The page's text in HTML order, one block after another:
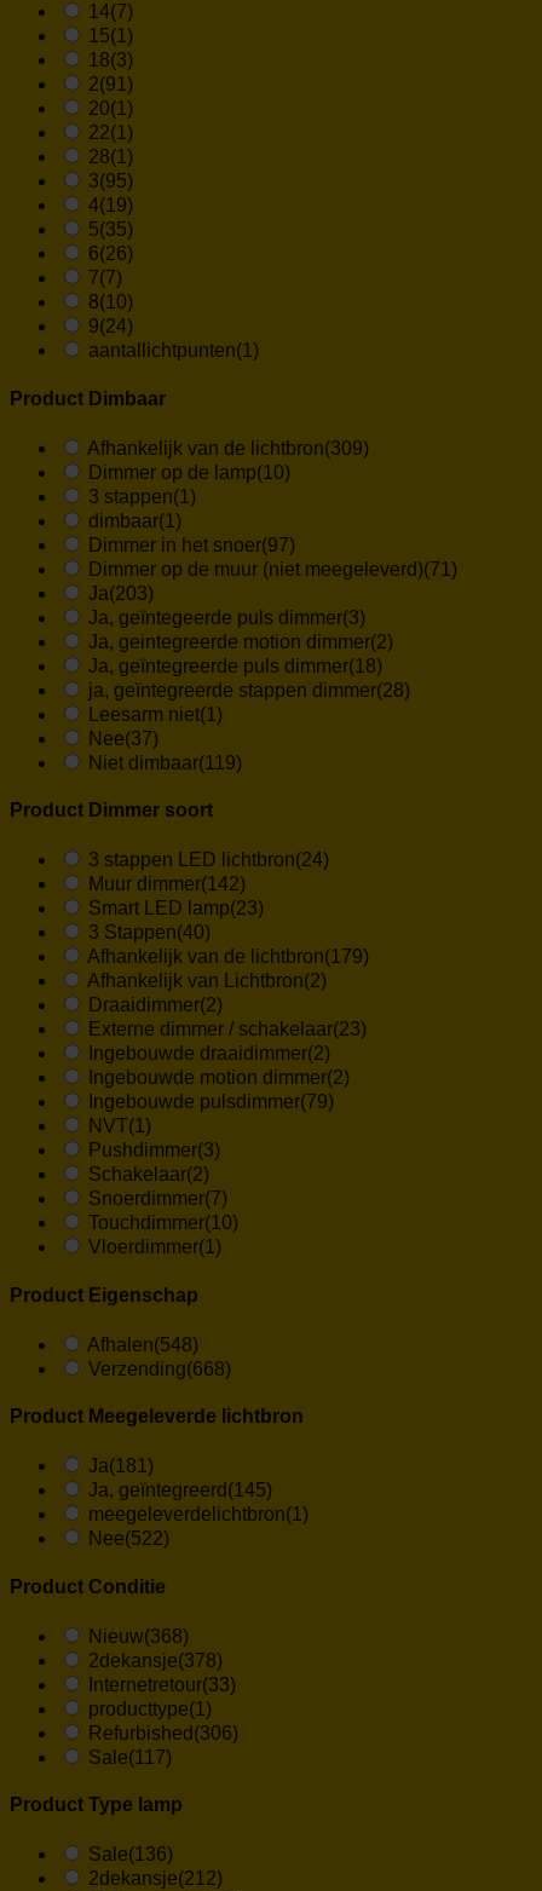
14(7)
15(1)
18(3)
2(91)
20(1)
22(1)
28(1)
3(95)
4(19)
5(35)
6(26)
7(7)
8(10)
9(24)
aantallichtpunten(1)
Product Dimbaar
Afhankelijk van de lichtbron(309)
Dimmer op de lamp(10)
3 stappen(1)
dimbaar(1)
Dimmer in het snoer(97)
Dimmer op de muur (niet meegeleverd)(71)
Ja(203)
Ja, geïntegeerde puls dimmer(3)
Ja, geintegreerde motion dimmer(2)
Ja, geïntegreerde puls dimmer(18)
ja, geïntegreerde stappen dimmer(28)
Leesarm niet(1)
Nee(37)
Niet dimbaar(119)
Product Dimmer soort
3 stappen LED lichtbron(24)
Muur dimmer(142)
Smart LED lamp(23)
3 Stappen(40)
Afhankelijk van de lichtbron(179)
Afhankelijk van Lichtbron(2)
Draaidimmer(2)
Externe dimmer / schakelaar(23)
Ingebouwde draaidimmer(2)
Ingebouwde motion dimmer(2)
Ingebouwde pulsdimmer(79)
NVT(1)
Pushdimmer(3)
Schakelaar(2)
Snoerdimmer(7)
Touchdimmer(10)
Vloerdimmer(1)
Product Eigenschap
Afhalen(548)
Verzending(668)
Product Meegeleverde lichtbron
Ja(181)
Ja, geïntegreerd(145)
meegeleverdelichtbron(1)
Nee(522)
Product Conditie
Nieuw(368)
2dekansje(378)
Internetretour(33)
producttype(1)
Refurbished (306)
Sale(117)
Product Type lamp
Sale(136)
2dekansje(212)